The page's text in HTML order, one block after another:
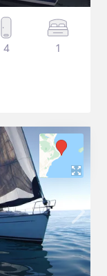
4 1